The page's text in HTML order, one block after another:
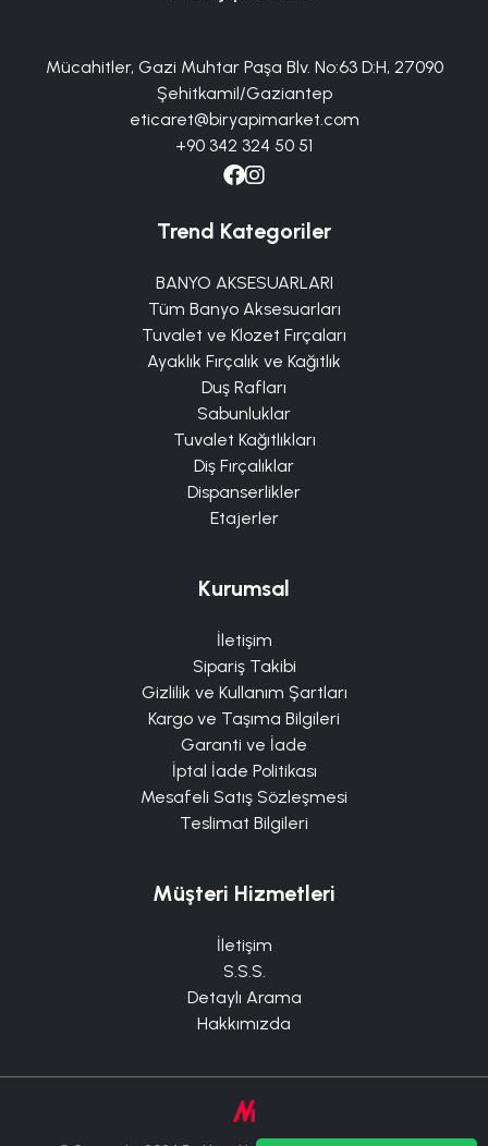
Mücahitler, Gazi Muhtar Paşa Blv. No:63 D:H, 27090
Şehitkamil/Gaziantep
eticaret@biryapimarket.com
+90 342 324 50 51
Trend Kategoriler
BANYO AKSESUARLARI
Tüm Banyo Aksesuarları
Tuvalet ve Klozet Fırçaları
Ayaklık Fırçalık ve Kağıtlık
Duş Rafları
Sabunluklar
Tuvalet Kağıtlıkları
Diş Fırçalıklar
Dispanserlikler
Etajerler
Kurumsal
İletişim
Sipariş Takibi
Gizlilik ve Kullanım Şartları
Kargo ve Taşıma Bilgileri
Garanti ve İade
İptal İade Politikası
Mesafeli Satış Sözleşmesi
Teslimat Bilgileri
Müşteri Hizmetleri
İletişim
S.S.S.
Detaylı Arama
Hakkımızda